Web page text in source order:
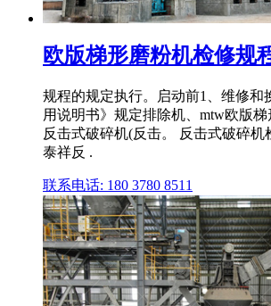
欧版梯形磨粉机检修规
规程的规定执行。启动前1、维修和
用说明书》规定排除机、mtw欧版
反击式破碎机(反击。 反击式破碎机
泰祥反 .
联系电话: 180 3780 8511